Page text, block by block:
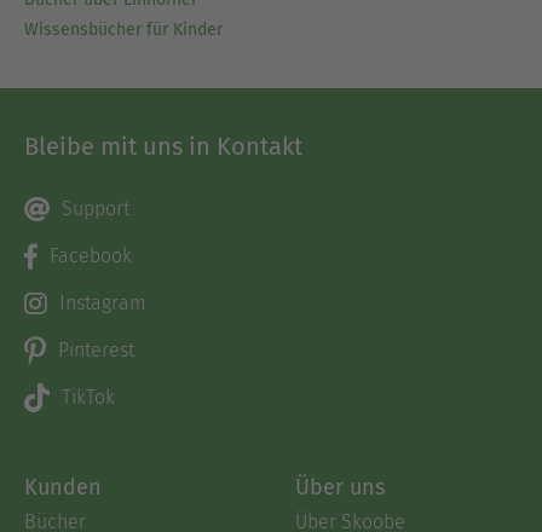
Wissensbücher für Kinder
Bleibe mit uns in Kontakt
Support
Facebook
Instagram
Pinterest
TikTok
Kunden
Bücher
Über uns
Über Skoobe